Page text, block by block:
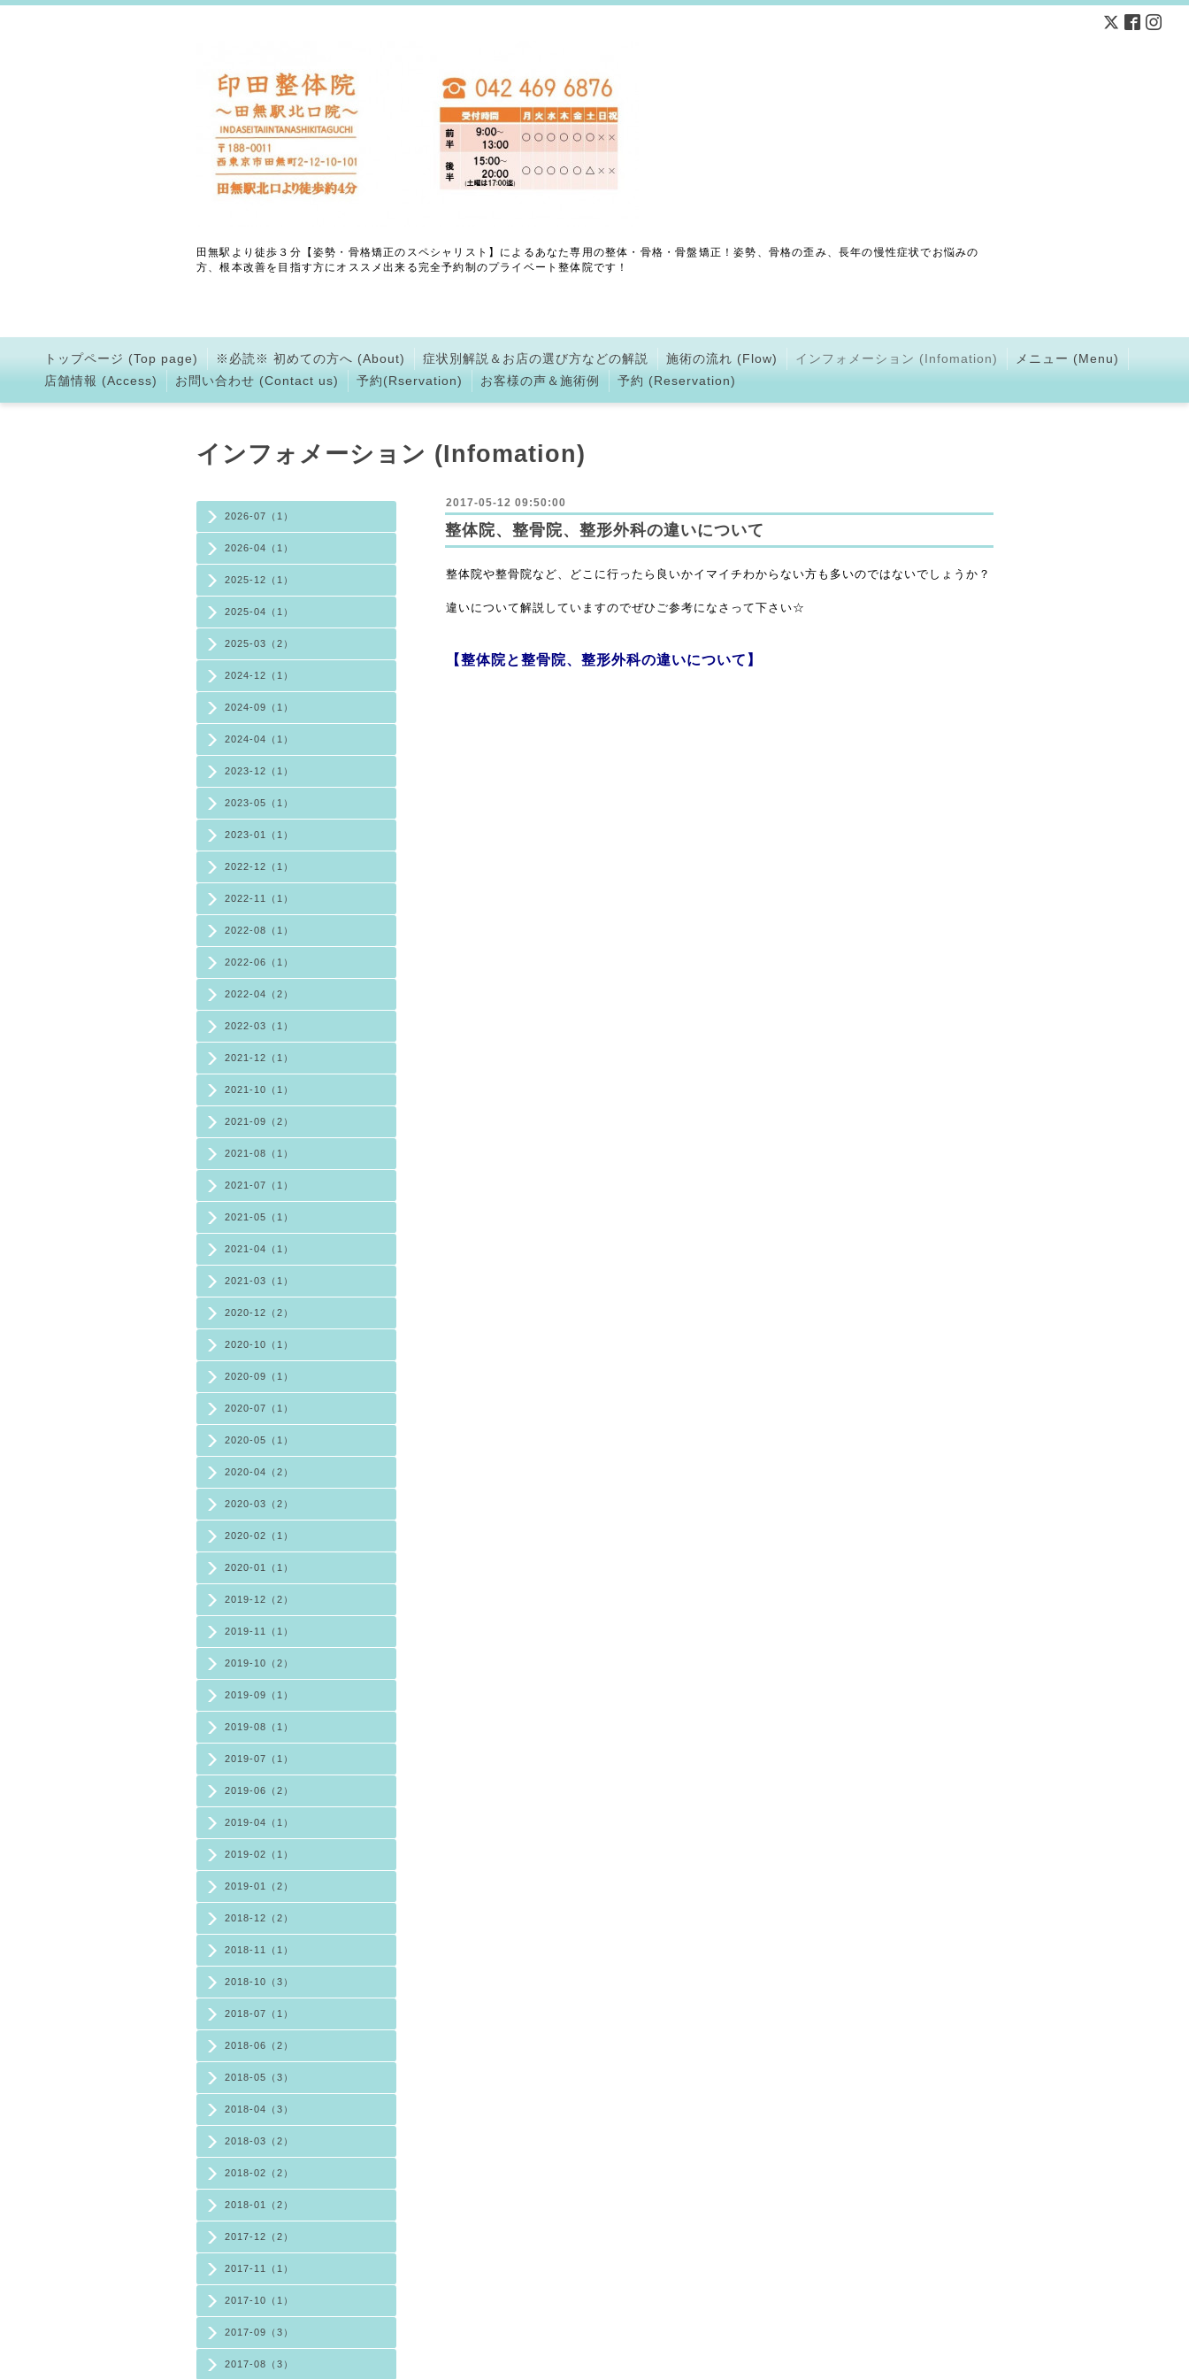
田無駅より徒歩３分【姿勢・骨格矯正のスペシャリスト】によるあなた専用の整体・骨格・骨盤矯正！姿勢、骨格の歪み、長年の慢性症状でお悩みの
方、根本改善を目指す方にオススメ出来る完全予約制のプライベート整体院です！
トップページ (Top page) ※必読※ 初めての方へ (About) 症状別解説＆お店の選び方などの解説 施術の流れ (Flow) インフォメーション (Infomation)
メニュー (Menu)
店舗情報 (Access)
お問い合わせ (Contact us) 予約(Rservation) お客様の声＆施術例 予約 (Reservation)
2026-07（1）
2026-04（1）
2025-12（1）
2025-04（1）
2025-03（2）
2024-12（1）
2024-09（1）
2024-04（1）
2023-12（1）
2023-05（1）
2023-01（1）
2022-12（1）
2022-11（1）
2022-08（1）
2022-06（1）
2022-04（2）
2022-03（1）
2021-12（1）
2021-10（1）
2021-09（2）
2021-08（1）
2021-07（1）
2021-05（1）
2021-04（1）
2021-03（1）
2020-12（2）
2020-10（1）
2020-09（1）
2020-07（1）
2020-05（1）
2020-04（2）
2020-03（2）
2020-02（1）
2020-01（1）
2019-12（2）
2019-11（1）
2019-10（2）
2019-09（1）
2019-08（1）
2019-07（1）
2019-06（2）
2019-04（1）
2019-02（1）
2019-01（2）
2018-12（2）
2018-11（1）
2018-10（3）
2018-07（1）
2018-06（2）
2018-05（3）
2018-04（3）
2018-03（2）
2018-02（2）
2018-01（2）
2017-12（2）
2017-11（1）
2017-10（1）
2017-09（3）
2017-08（3）
インフォメーション (Infomation)
2017-05-12 09:50:00
整体院、整骨院、整形外科の違いについて
整体院や整骨院など、どこに行ったら良いかイマイチわからない方も多いのではないでしょうか？
違いについて解説していますのでぜひご参考になさって下さい☆
【整体院と整骨院、整形外科の違いについて】